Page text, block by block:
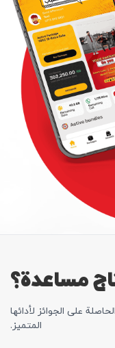
مساعدة؟
علی الجوائز لأدائها
المتمیز.